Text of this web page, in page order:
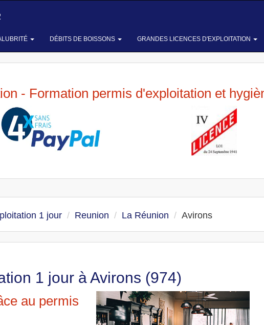
DÉBITS DE BOISSONS GRANDES LICENCES D'EXPLOITATION
- Formation permis d'exploitation et
1 jour Reunion La Réunion Avirons
1 jour à Avirons (974)
au permis